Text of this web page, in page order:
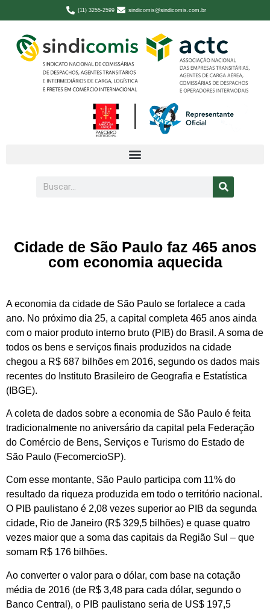
(11) 3255-2599 sindicomis@sindicomis.com.br
Cidade de São Paulo faz 465 anos
com economia aquecida
A economia da cidade de São Paulo se fortalece a cada
ano. No próximo dia 25, a capital completa 465 anos ainda
com o maior produto interno bruto (PIB) do Brasil. A soma de
todos os bens e serviços finais produzidos na cidade
chegou a R$ 687 bilhões em 2016, segundo os dados mais
recentes do Instituto Brasileiro de Geografia e Estatística
(IBGE).
A coleta de dados sobre a economia de São Paulo é feita
tradicionalmente no aniversário da capital pela Federação
do Comércio de Bens, Serviços e Turismo do Estado de
São Paulo (FecomercioSP).
Com esse montante, São Paulo participa com 11% do
resultado da riqueza produzida em todo o território nacional.
O PIB paulistano é 2,08 vezes superior ao PIB da segunda
cidade, Rio de Janeiro (R$ 329,5 bilhões) e quase quatro
vezes maior que a soma das capitais da Região Sul – que
somam R$ 176 bilhões.
Ao converter o valor para o dólar, com base na cotação
média de 2016 (de R$ 3,48 para cada dólar, segundo o
Banco Central), o PIB paulistano seria de US$ 197,5